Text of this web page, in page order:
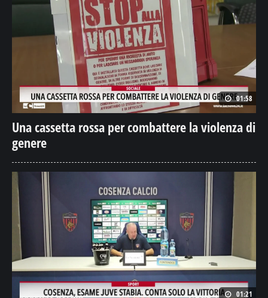
01:58
Una cassetta rossa per combattere la violenza di
genere
01:21